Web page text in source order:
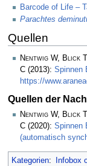
Barcode of Life –
Parachtes
Quellen
Nentwig W, Blick
C (2013): Spinnen
https://
Quellen der
Nentwig W, Blick
C (2020): Spinnen
(automatisch
Kategorien: Infobox